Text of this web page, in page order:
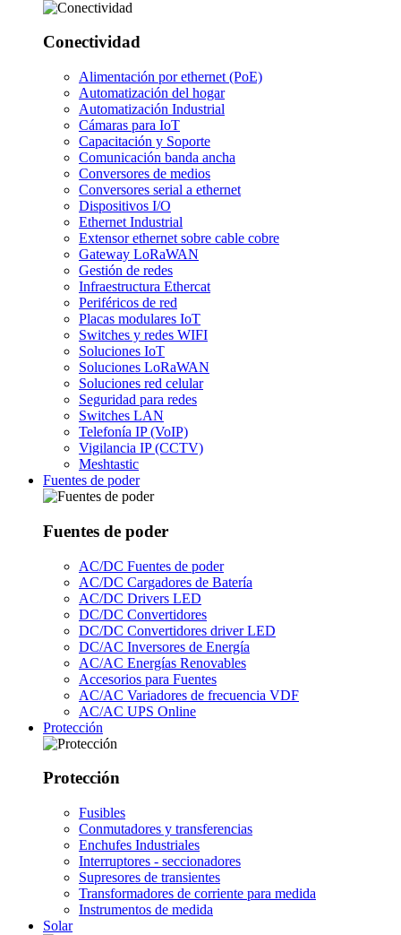
Conectividad
Alimentación por ethernet (PoE)
Automatización del hogar
Automatización Industrial
Cámaras para IoT
Capacitación y Soporte
Comunicación banda ancha
Conversores de medios
Conversores serial a ethernet
Dispositivos I/O
Ethernet Industrial
Extensor ethernet sobre cable cobre
Gateway LoRaWAN
Gestión de redes
Infraestructura Ethercat
Periféricos de red
Placas modulares IoT
Switches y redes WIFI
Soluciones IoT
Soluciones LoRaWAN
Soluciones red celular
Seguridad para redes
Switches LAN
Telefonía IP (VoIP)
Vigilancia IP (CCTV)
Meshtastic
Fuentes de poder
Fuentes de poder
AC/DC Fuentes de poder
AC/DC Cargadores de Batería
AC/DC Drivers LED
DC/DC Convertidores
DC/DC Convertidores driver LED
DC/AC Inversores de Energía
AC/AC Energías Renovables
Accesorios para Fuentes
AC/AC Variadores de frecuencia VDF
AC/AC UPS Online
Protección
Protección
Fusibles
Conmutadores y transferencias
Enchufes Industriales
Interruptores - seccionadores
Supresores de transientes
Transformadores de corriente para medida
Instrumentos de medida
Solar